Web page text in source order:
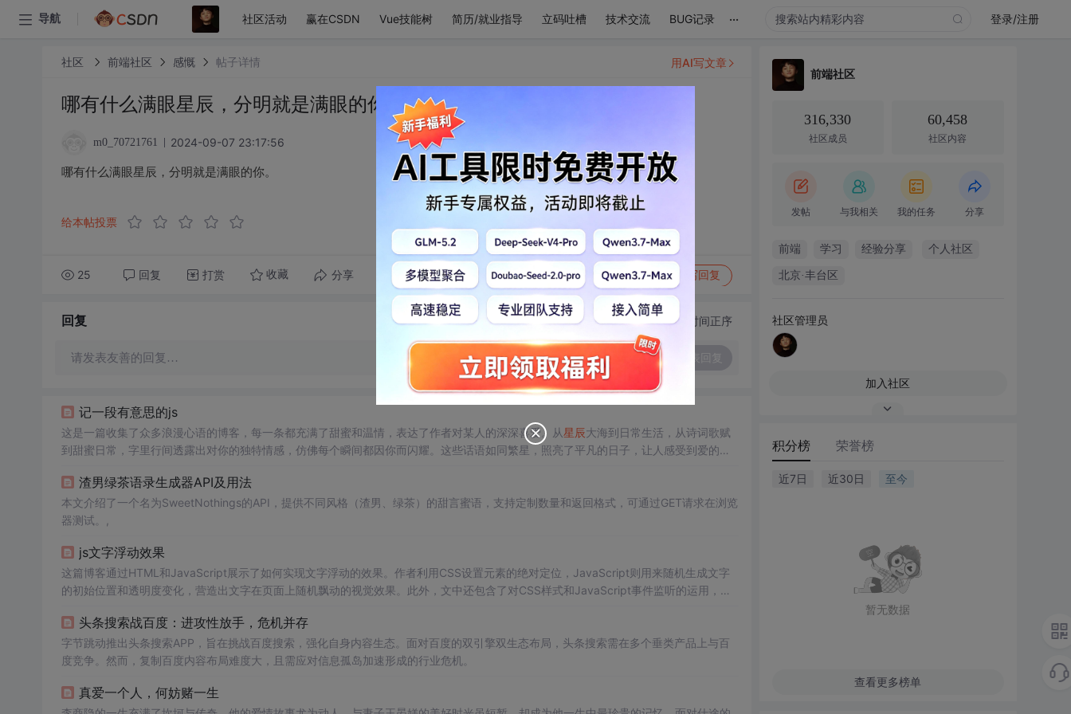
导航 社区活动 赢在CSDN Vue技能树 简历/就业指导 立码吐槽 技术交流 BUG记录 ... 登录/注册
社区 前端社区 感慨 帖子详情
哪有什么满眼星辰，分明就是满眼的你。
m0_70721761 2024-09-07 23:17:56
哪有什么满眼星辰，分明就是满眼的你。
给本帖投票
25 回复 打赏 收藏 分享 转发到动态 举报 写回复
用AI写文章
回复 切换为时间正序
请发表友善的回复…
记一段有意思的js
这是一篇收集了众多浪漫心语的博客，每一条都充满了甜蜜和温情，表达了作者对某人的深深喜爱。从星辰大海到日常生活，从诗词歌赋
到甜蜜日常，字里行间透露出对你的独特情感，仿佛每个瞬间都因你而闪耀。这些话语如同繁星，照亮了平凡的日子，让人感受到爱的力
渣男绿茶语录生成器API及用法
本文介绍了一个名为SweetNothings的API，提供不同风格（渣男、绿茶）的甜言蜜语，支持定制数量和返回格式，可通过GET请求在浏览
器测试。,
js文字浮动效果
这篇博客通过HTML和JavaScript展示了如何实现文字浮动的效果。作者利用CSS设置元素的绝对定位，JavaScript则用来随机生成文字
的初始位置和透明度变化，营造出文字在页面上随机飘动的视觉效果。此外，文中还包含了对CSS样式和JavaScript事件监听的运用，增
头条搜索战百度：进攻性放手，危机并存
字节跳动推出头条搜索APP，旨在挑战百度搜索，强化自身内容生态。面对百度的双引擎双生态布局，头条搜索需在多个垂类产品上与百
度竞争。然而，复制百度内容布局难度大，且需应对信息孤岛加速形成的行业危机。
真爱一个人，何妨赌一生
前端社区
316,330
社区成员
60,458
社区内容
发帖 与我相关 我的任务 分享
前端 学习 经验分享 个人社区
北京·丰台区
社区管理员
加入社区
积分榜 荣誉榜
近7日 近30日 至今
暂无数据
查看更多榜单